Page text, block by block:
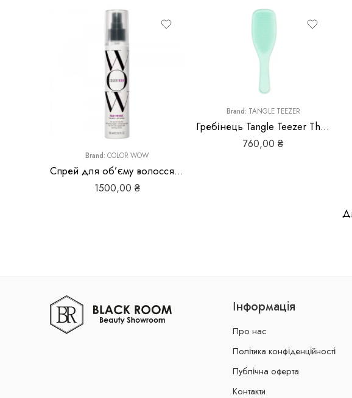
Brand: COLOR WOW
Спрей для об’єму волосся Color WOW Raise The Root Thicken
1500,00 ₴
Brand: TANGLE TEEZER
Гребінець Tangle Teezer The Wet Detangler Fine & Fragile Sea Spray Green
760,00 ₴
Інформація
Про нас
Політика конфіденційності
Публічна оферта
Контакти